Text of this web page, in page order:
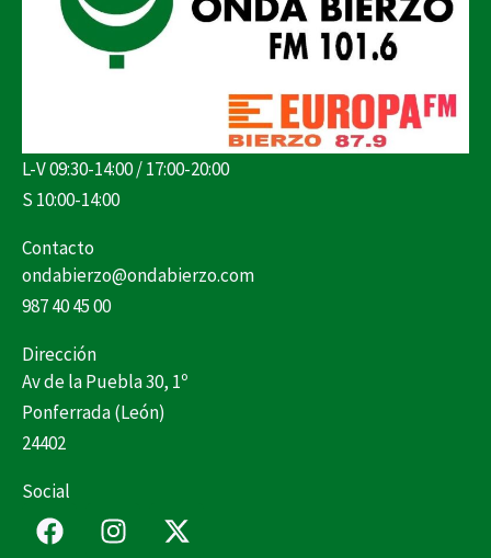
L-V 09:30-14:00 / 17:00-20:00
S 10:00-14:00
Contacto
ondabierzo@ondabierzo.com
987 40 45 00
Dirección
Av de la Puebla 30, 1º
Ponferrada (León)
24402
Social
F
a
I
n
X
-